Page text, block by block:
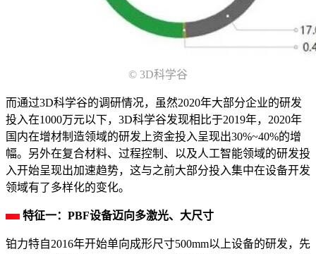
© 3D科学谷
而通过3D科学谷的调研情况，虽然2020年大部分企业的研发
投入在1000万元以下，3D科学谷发现相比于2019年，2020年
国内在增材制造领域的研发上资金投入呈现出30%~40%的增
幅。另外在复合材料、过程控制、以及人工智能领域的研发投
入开始呈现出加速趋势，这与之前大部分投入集中在设备开发
领域有了多样化的变化。
特征一：PBF设备迈向多激光、大尺寸
铂力特自2016年开始单向成形尺寸500mm以上设备的研发，先